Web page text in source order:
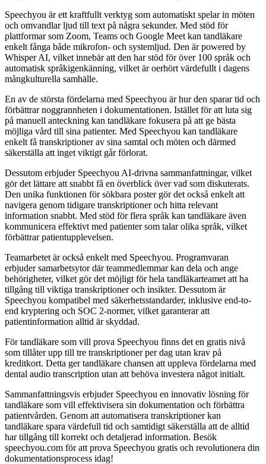
Speechyou är ett kraftfullt verktyg som automatiskt spelar in möten
och omvandlar ljud till text på några sekunder. Med stöd för
plattformar som Zoom, Teams och Google Meet kan tandläkare
enkelt fånga både mikrofon- och systemljud. Den är powered by
Whisper AI, vilket innebär att den har stöd för över 100 språk och
automatisk språkigenkänning, vilket är oerhört värdefullt i dagens
mångkulturella samhälle.
En av de största fördelarna med Speechyou är hur den sparar tid och
förbättrar noggrannheten i dokumentationen. Istället för att luta sig
på manuell anteckning kan tandläkare fokusera på att ge bästa
möjliga vård till sina patienter. Med Speechyou kan tandläkare
enkelt få transkriptioner av sina samtal och möten och därmed
säkerställa att inget viktigt går förlorat.
Dessutom erbjuder Speechyou AI-drivna sammanfattningar, vilket
gör det lättare att snabbt få en överblick över vad som diskuterats.
Den unika funktionen för sökbara poster gör det också enkelt att
navigera genom tidigare transkriptioner och hitta relevant
information snabbt. Med stöd för flera språk kan tandläkare även
kommunicera effektivt med patienter som talar olika språk, vilket
förbättrar patientupplevelsen.
Teamarbetet är också enkelt med Speechyou. Programvaran
erbjuder samarbetsytor där teammedlemmar kan dela och ange
behörigheter, vilket gör det möjligt för hela tandläkarteamet att ha
tillgång till viktiga transkriptioner och insikter. Dessutom är
Speechyou kompatibel med säkerhetsstandarder, inklusive end-to-
end kryptering och SOC 2-normer, vilket garanterar att
patientinformation alltid är skyddad.
För tandläkare som vill prova Speechyou finns det en gratis nivå
som tillåter upp till tre transkriptioner per dag utan krav på
kreditkort. Detta ger tandläkare chansen att uppleva fördelarna med
dental audio transcription utan att behöva investera något initialt.
Sammanfattningsvis erbjuder Speechyou en innovativ lösning för
tandläkare som vill effektivisera sin dokumentation och förbättra
patientvården. Genom att automatisera transkriptioner kan
tandläkare spara värdefull tid och samtidigt säkerställa att de alltid
har tillgång till korrekt och detaljerad information. Besök
speechyou.com för att prova Speechyou gratis och revolutionera din
dokumentationsprocess idag!